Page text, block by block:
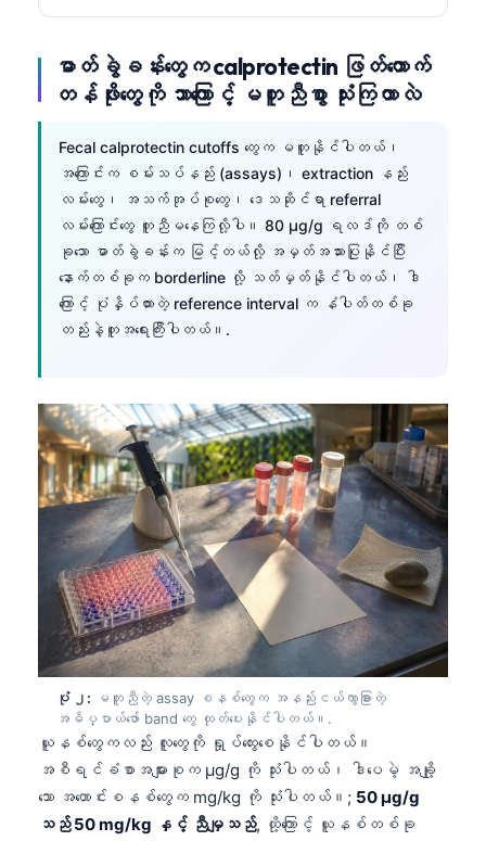
ဓာတ်ခွဲခန်းတွေက calprotectin ဖြတ်တောက်
တန်ဖိုးတွေကို ဘာကြောင့် မတူညီစွာ သုံးကြတာလဲ
Fecal calprotectin cutoffs တွေက မတူနိုင်ပါတယ်၊
အကြောင်းက စမ်းသပ်နည်း (assays)၊ extraction နည်း
လမ်းတွေ၊ အသက်အုပ်စုတွေ၊ ဒေသဆိုင်ရာ referral
လမ်းကြောင်းတွေ တူညီမနေကြလို့ပါ။ 80 µg/g ရလဒ်ကို တစ်
ခုသော ဓာတ်ခွဲခန်းက မြင့်တယ်လို့ အမှတ်အသားပြုနိုင်ပြီး
နောက်တစ်ခုက borderline လို့ သတ်မှတ်နိုင်ပါတယ်၊ ဒါ
ကြောင့် ပုံနှိပ်ထားတဲ့ reference interval က နံပါတ်တစ်ခု
တည်းနဲ့တူအရေးကြီးပါတယ်။.
ပုံ ၂: မတူညီတဲ့ assay စနစ်တွေက အနည်းငယ်ကွာခြားတဲ့
အဓိပ္ပာယ်ဖော် band တွေ ထုတ်ပေးနိုင်ပါတယ်။.
ယူနစ်တွေကလည်း လူတွေကို ရှုပ်ထွေးစေနိုင်ပါတယ်။
အစီရင်ခံစာအများစုက µg/g ကို သုံးပါတယ်၊ ဒါပေမဲ့ အချို့
သော အဟောင်းစနစ်တွေက mg/kg ကို သုံးပါတယ်။; 50 µg/g
သည် 50 mg/kg နှင့် ညီမျှသည်, ထို့ကြောင့် ယူနစ်တစ်ခု